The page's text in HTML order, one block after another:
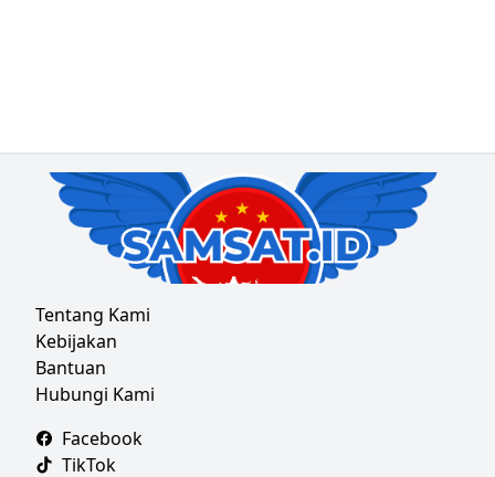
Tentang Kami
Kebijakan
Bantuan
Hubungi Kami
Facebook
TikTok